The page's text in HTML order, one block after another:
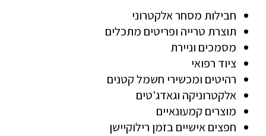
חבילות מסחר אלקטרוני
תוצרת טרייה ופריטים מתכלים
מסמכים וניירת
ציוד רפואי
רהיטים ומכשירי חשמל קטנים
אלקטרוניקה וגאדג'טים
מוצרים קמעונאיים
חפצים אישיים בזמן רילוקיישן